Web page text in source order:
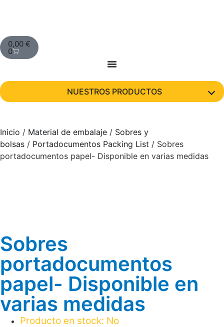
0,00 €
0
NUESTROS PRODUCTOS
Inicio / Material de embalaje / Sobres y
bolsas / Portadocumentos Packing List / Sobres
portadocumentos papel- Disponible en varias medidas
Sobres
portadocumentos
papel- Disponible en
varias medidas
Producto en stock: No